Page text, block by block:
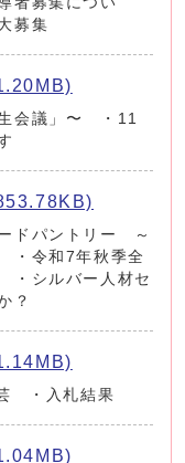
募集
会議」〜 ・11
ドパントリー ～
・令和7年秋季全
・シルバー人材セ
？
・入札結果